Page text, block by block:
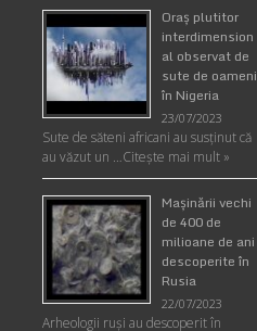
Oraş plutitor
interdimension
al observat de
sute de oameni
în Nigeria
23/07/2023
Sute de săteni africani au susținut că
au văzut un …Citește mai mult »
Maşinării vechi
de 400 de
milioane de ani
descoperite în
Rusia
22/07/2023
Arheologii ruşi au descoperit în